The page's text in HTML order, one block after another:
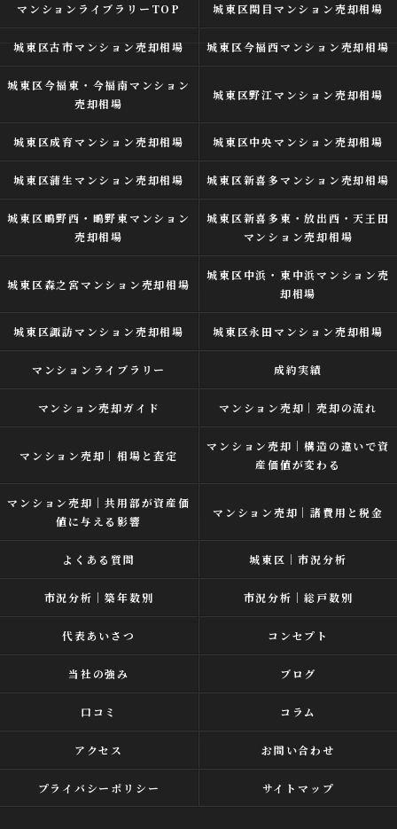
マンションライブラリーTOP 城東区関目マンション売却相場
城東区古市マンション売却相場 城東区今福西マンション売却相場
城東区今福東・今福南マンション
売却相場
城東区野江マンション売却相場
城東区成育マンション売却相場 城東区中央マンション売却相場
城東区蒲生マンション売却相場 城東区新喜多マンション売却相場
城東区鴫野西・鴫野東マンション
売却相場
城東区新喜多東・放出西・天王田
マンション売却相場
城東区森之宮マンション売却相場
城東区中浜・東中浜マンション売
却相場
城東区諏訪マンション売却相場 城東区永田マンション売却相場
マンションライブラリー 成約実績
マンション売却ガイド マンション売却｜売却の流れ
マンション売却｜相場と査定
マンション売却｜構造の違いで資
産価値が変わる
マンション売却｜共用部が資産価
値に与える影響
マンション売却｜諸費用と税金
よくある質問 城東区｜市況分析
市況分析｜築年数別 市況分析｜総戸数別
代表あいさつ コンセプト
当社の強み ブログ
口コミ コラム
アクセス お問い合わせ
プライバシーポリシー サイトマップ